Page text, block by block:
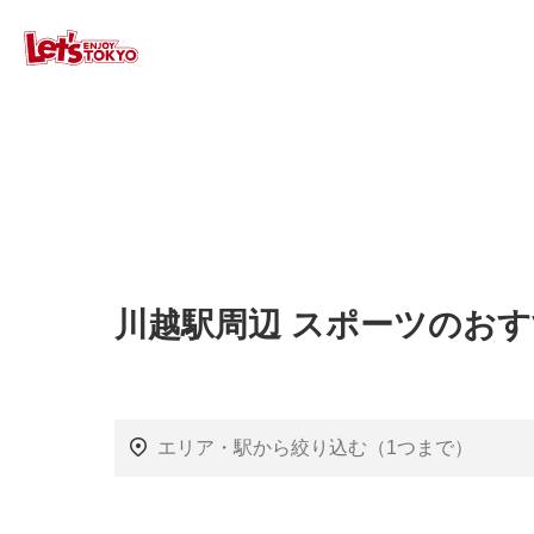
川越駅周辺 スポーツのお